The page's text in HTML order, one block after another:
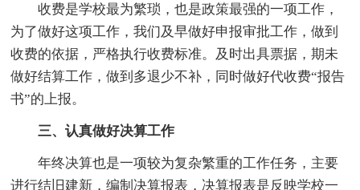
收费是学校最为繁琐，也是政策最强的一项工作，
为了做好这项工作，我们及早做好申报审批工作，做到
收费的依据，严格执行收费标准。及时出具票据，期未
做好结算工作，做到多退少不补，同时做好代收费“报告
书”的上报。
三、认真做好决算工作
年终决算也是一项较为复杂繁重的工作任务，主要
进行结旧建新，编制决算报表，决算报表是反映学校一